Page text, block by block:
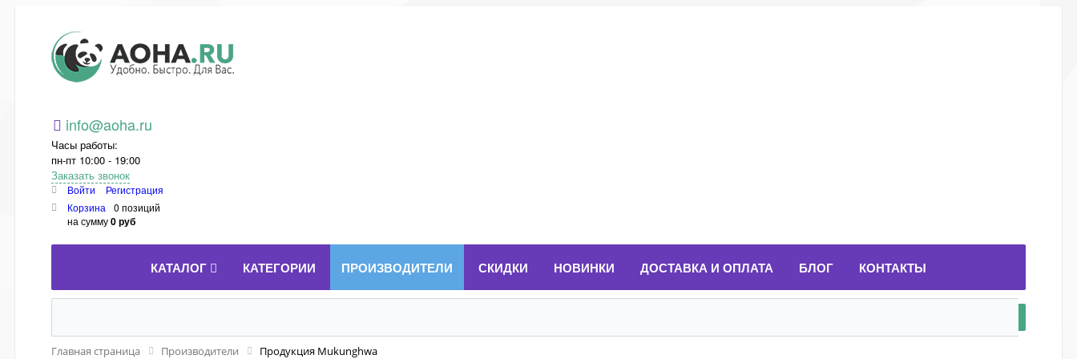
Aoha.ru
info@aoha.ru
Часы работы:
пн-пт 10:00 - 19:00
Заказать звонок
Войти
Регистрация
Корзина
0 позиций
на сумму0 руб
КАТАЛОГ КАТЕГОРИИ ПРОИЗВОДИТЕЛИ СКИДКИ НОВИНКИ ДОСТАВКА И ОПЛАТА БЛОГ КОНТАКТЫ
Главная страница Производители Продукция Mukunghwa